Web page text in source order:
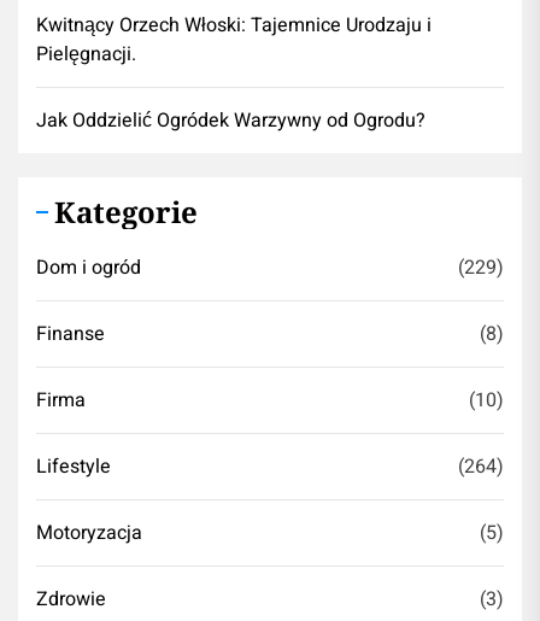
Kwitnący Orzech Włoski: Tajemnice Urodzaju i
Pielęgnacji.
Jak Oddzielić Ogródek Warzywny od Ogrodu?
Kategorie
Dom i ogród (229)
Finanse (8)
Firma (10)
Lifestyle (264)
Motoryzacja (5)
Zdrowie (3)